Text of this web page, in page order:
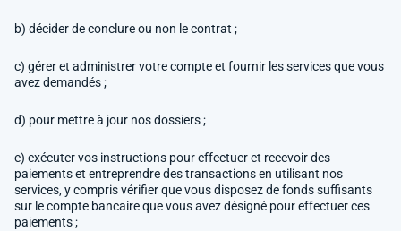
b) décider de conclure ou non le contrat ;
c) gérer et administrer votre compte et fournir les services que vous
avez demandés ;
d) pour mettre à jour nos dossiers ;
e) exécuter vos instructions pour effectuer et recevoir des
paiements et entreprendre des transactions en utilisant nos
services, y compris vérifier que vous disposez de fonds suffisants
sur le compte bancaire que vous avez désigné pour effectuer ces
paiements ;